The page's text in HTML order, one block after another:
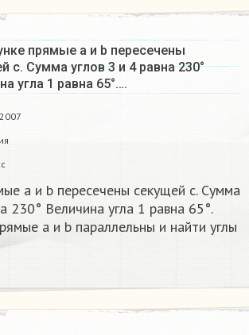
прямые а и b пересечены
с. Сумма углов 3 и 4 равна 230°
угла 1 равна 65°….
а и b пересечены секущей с. Сумма
230° Величина угла 1 равна 65°.
а и b параллельны и найти углы